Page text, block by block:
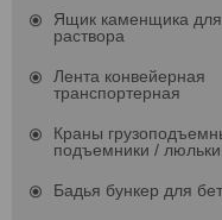
Ящик каменщика для
раствора
Лента конвейерная
транспортерная
Краны
подъемники / люльки
Бадья бункер для